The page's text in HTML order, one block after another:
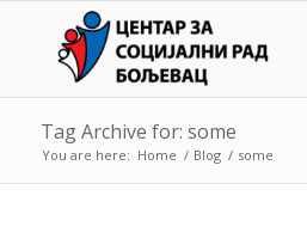
Tag Archive for: some
You are here: Home / Blog / some